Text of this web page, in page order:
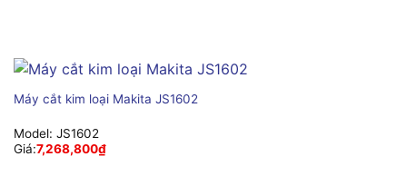
Máy cắt kim loại Makita JS1602
Model: JS1602
Giá:7,268,800₫